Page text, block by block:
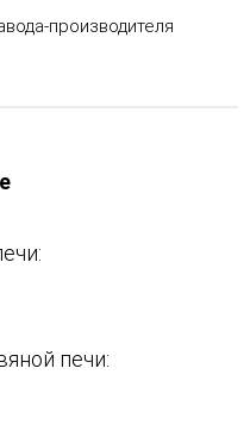
производителя
печи: